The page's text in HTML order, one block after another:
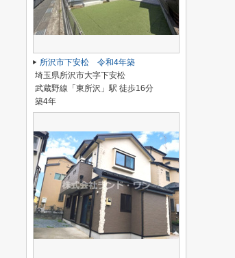
所沢市下安松 令和4年築
埼玉県所沢市大字下安松
武蔵野線「東所沢」駅 徒歩16分
築4年